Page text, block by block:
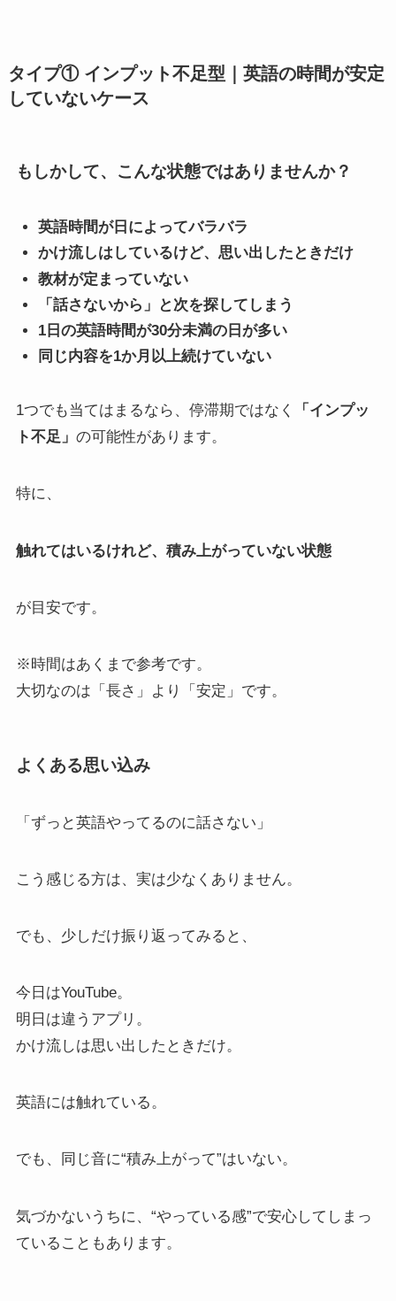
タイプ① インプット不足型｜英語の時間が安定
していないケース
もしかして、こんな状態ではありませんか？
英語時間が日によってバラバラ
かけ流しはしているけど、思い出したときだけ
教材が定まっていない
「話さないから」と次を探してしまう
1日の英語時間が30分未満の日が多い
同じ内容を1か月以上続けていない
1つでも当てはまるなら、停滞期ではなく
「インプッ
ト不足」 の可能性があります。
特に、
触れてはいるけれど、積み上がっていない状態
が目安です。
※時間はあくまで参考です。
大切なのは「長さ」より「安定」です。
よくある思い込み
「ずっと英語やってるのに話さない」
こう感じる方は、実は少なくありません。
でも、少しだけ振り返ってみると、
今日はYouTube。
明日は違うアプリ。
かけ流しは思い出したときだけ。
英語には触れている。
でも、同じ音に“積み上がって”はいない。
気づかないうちに、“やっている感”で安心してしまっ
ていることもあります。